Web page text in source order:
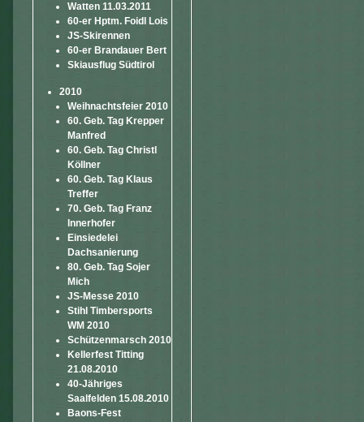
Watten 11.03.2011
60-er Hptm. Foidl Lois
JS-Skirennen
60-er Brandauer Bert
Skiausflug Südtirol
2010
Weihnachtsfeier 2010
60. Geb. Tag Krepper
Manfred
60. Geb. Tag Christl
Köllner
60. Geb. Tag Klaus
Treffer
70. Geb. Tag Franz
Innerhofer
Einsiedelei
Dachsanierung
80. Geb. Tag Sojer
Mich
JS-Messe 2010
Stihl Timbersports
WM 2010
Schützenmarsch 2010
Kellerfest Titting
21.08.2010
40-Jähriges
Saalfelden 15.08.2010
Baons-Fest